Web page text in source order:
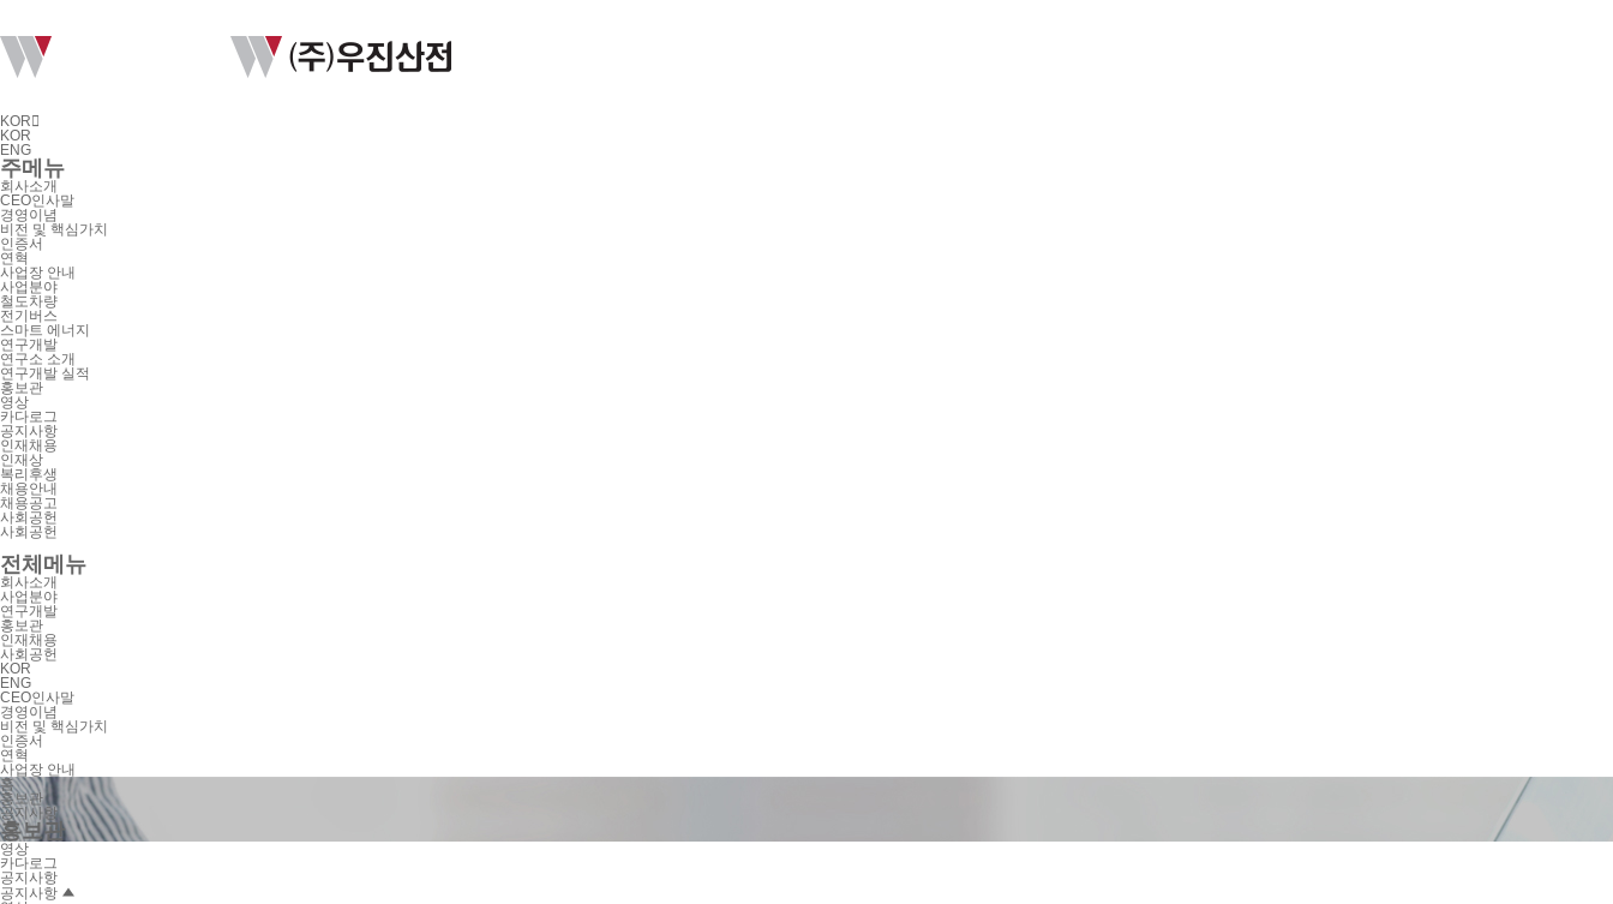
KOR
KOR
ENG
주메뉴
회사소개
CEO인사말
경영이념
비전 및 핵심가치
인증서
연혁
사업장 안내
사업분야
철도차량
전기버스
스마트 에너지
연구개발
연구소 소개
연구개발 실적
홍보관
영상
카다로그
공지사항
인재채용
인재상
복리후생
채용안내
채용공고
사회공헌
사회공헌
전체메뉴
회사소개
사업분야
연구개발
홍보관
인재채용
사회공헌
KOR
ENG
CEO인사말
경영이념
비전 및 핵심가치
인증서
연혁
사업장 안내
홈
홍보관
공지사항
홍보관
영상
카다로그
공지사항
공지사항